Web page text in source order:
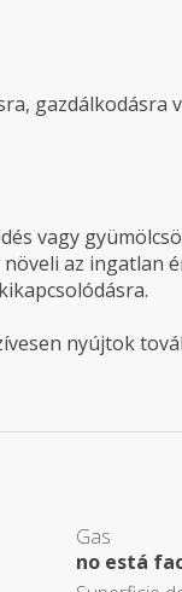
gazdálkodásra
vagy
az ingatlan
nyújtok
Gas
no está